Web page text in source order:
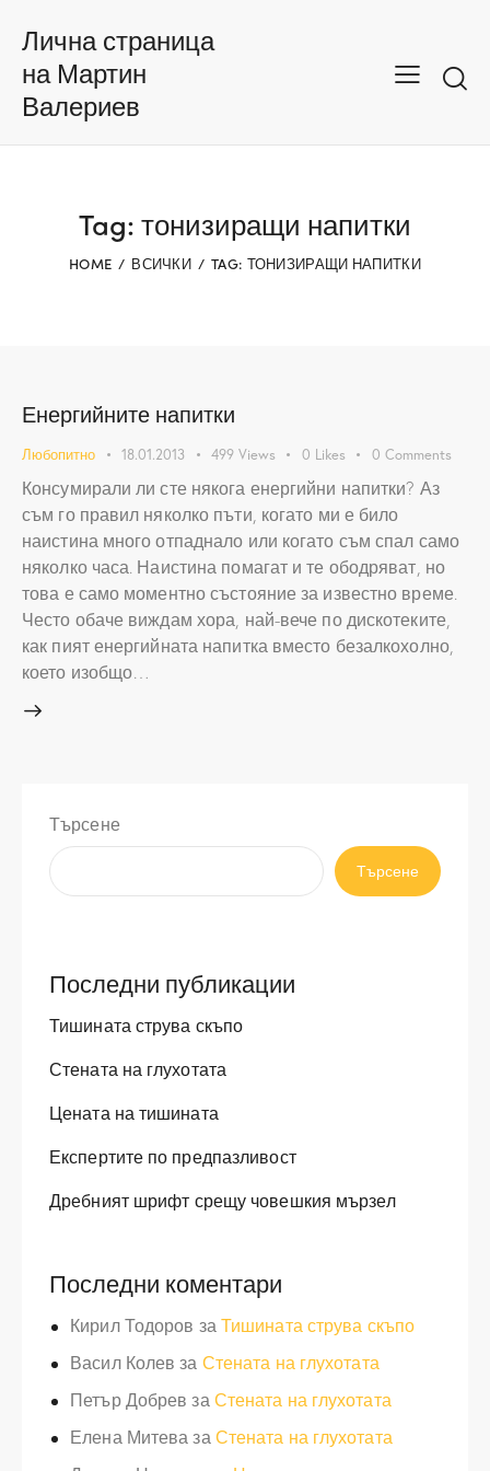
Лична страница
на Мартин
Валериев
Tag: тонизиращи напитки
HOME ВСИЧКИ TAG: ТОНИЗИРАЩИ НАПИТКИ
Енергийните напитки
Любопитно 18.01.2013 499 Views 0 Likes 0 Comments
Консумирали ли сте някога енергийни напитки? Аз
съм го правил няколко пъти, когато ми е било
наистина много отпаднало или когато съм спал само
няколко часа. Наистина помагат и те ободряват, но
това е само моментно състояние за известно време.
Често обаче виждам хора, най-вече по дискотеките,
как пият енергийната напитка вместо безалкохолно,
което изобщо…
Търсене
Търсене
Последни публикации
Тишината струва скъпо
Стената на глухотата
Цената на тишината
Експертите по предпазливост
Дребният шрифт срещу човешкия мързел
Последни коментари
Кирил Тодоров заТишината струва скъпо
Васил Колев за Стената на глухотата
Петър Добрев заСтената на глухотата
Елена МитевазаСтената на глухотата